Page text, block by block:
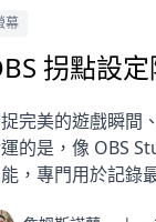
幕
拐點設
完美的遊戲瞬間
的是，像 OBS
，專門用於記錄